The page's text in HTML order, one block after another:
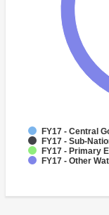
FY17 - Central
FY17 - Sub-
FY17 - Primary
FY17 - Other